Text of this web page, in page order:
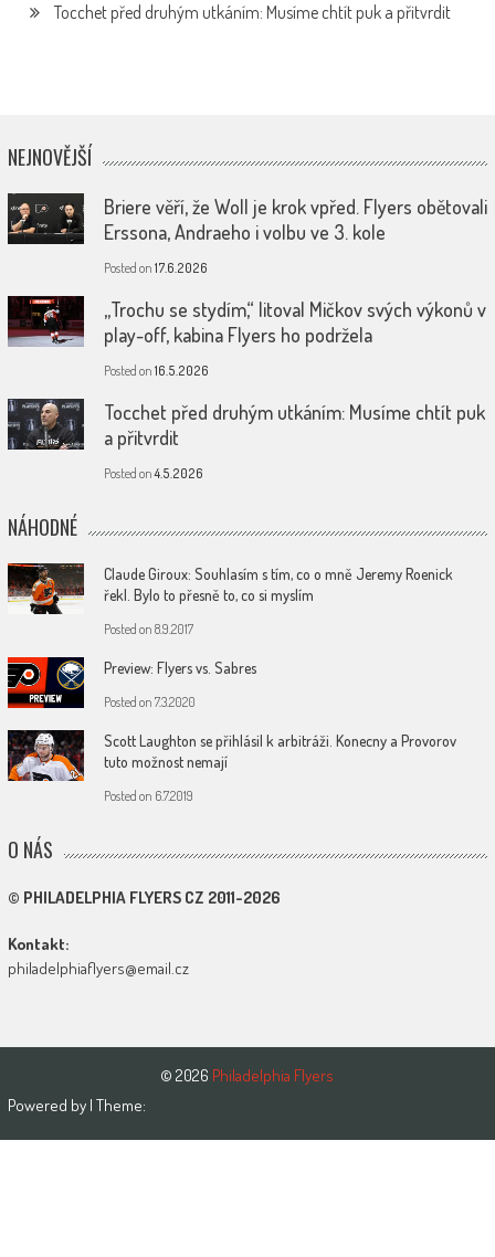
Tocchet před druhým utkáním: Musíme chtít puk a přitvrdit
NEJNOVĚJŠÍ
Briere věří, že Woll je krok vpřed. Flyers obětovali
Erssona, Andraeho i volbu ve 3. kole
Posted on 17.6.2026
„Trochu se stydím,“ litoval Mičkov svých výkonů v
play-off, kabina Flyers ho podržela
Posted on 16.5.2026
Tocchet před druhým utkáním: Musíme chtít puk
a přitvrdit
Posted on4.5.2026
NÁHODNÉ
Claude Giroux: Souhlasím s tím, co o mně Jeremy Roenick
řekl. Bylo to přesně to, co si myslím
Posted on 8.9.2017
Preview: Flyers vs. Sabres
Posted on 7.3.2020
Scott Laughton se přihlásil k arbitráži. Konecny a Provorov
tuto možnost nemají
Posted on 6.7.2019
O NÁS
© PHILADELPHIA FLYERS CZ 2011-2026
Kontakt:
philadelphiaflyers@email.cz
© 2026 Philadelphia Flyers
Powered by | Theme: